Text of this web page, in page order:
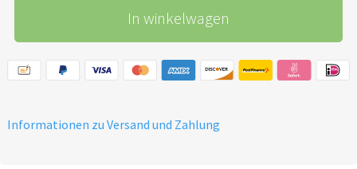
In winkelwagen
Informationen zu Versand und Zahlung